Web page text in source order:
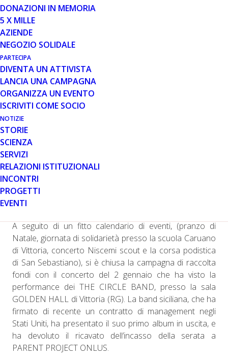
DONAZIONI IN MEMORIA
5 X MILLE
AZIENDE
NEGOZIO SOLIDALE
PARTECIPA
DIVENTA UN ATTIVISTA
LANCIA UNA CAMPAGNA
ORGANIZZA UN EVENTO
ISCRIVITI COME SOCIO
NOTIZIE
STORIE
SCIENZA
SERVIZI
RELAZIONI ISTITUZIONALI
INCONTRI
PROGETTI
EVENTI
27 GEN 2014
PARENT PROJECT SICILIA:
UN'ECCEZIONALE CAMPAGNA DI
NATALE
Grazie all’impegno dei soci e dei volontari che hanno
reso possibile la realizzazione della campagna di Natale
2013 sul territorio siciliano, Parent Project onlus è stata
la protagonista di un’eccezionale campagna di raccolta
fondi.
A seguito di un fitto calendario di eventi, (pranzo di
Natale, giornata di solidarietà presso la scuola Caruano
di Vittoria, concerto Niscemi scout e la corsa podistica
di San Sebastiano), si è chiusa la campagna di raccolta
fondi con il concerto del 2 gennaio che ha visto la
performance dei THE CIRCLE BAND, presso la sala
GOLDEN HALL di Vittoria (RG). La band siciliana, che ha
firmato di recente un contratto di management negli
Stati Uniti, ha presentato il suo primo album in uscita, e
ha devoluto il ricavato dell’incasso della serata a
PARENT PROJECT ONLUS.